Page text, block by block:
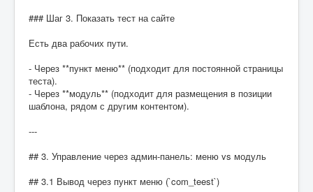
### Шаг 3. Показать тест на сайте
Есть два рабочих пути.
- Через **пункт меню** (подходит для постоянной страницы
теста).
- Через **модуль** (подходит для размещения в позиции
шаблона, рядом с другим контентом).
---
## 3. Управление через админ-панель: меню vs модуль
## 3.1 Вывод через пункт меню (`com_teest`)